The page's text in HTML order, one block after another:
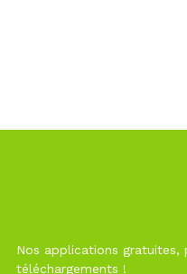
Nos applications gratuites,
téléchargements !